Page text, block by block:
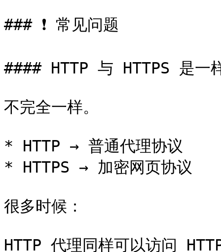
### ❗ 常见问题
#### HTTP 与 HTTPS 是一
不完全一样。
* HTTP → 普通代理协议
* HTTPS → 加密网页协议
很多时候：
HTTP 代理同样可以访问